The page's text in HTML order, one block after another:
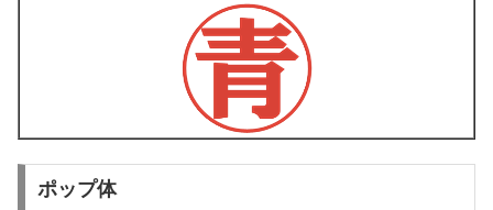
ポップ体